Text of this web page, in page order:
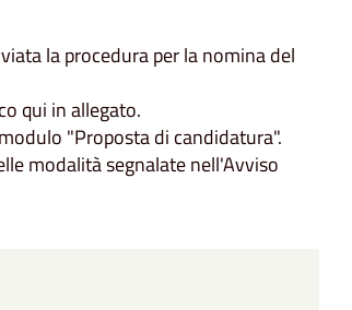
la procedura per la nomina del
qui in allegato.
"Proposta di candidatura".
modalità segnalate nell'Avviso